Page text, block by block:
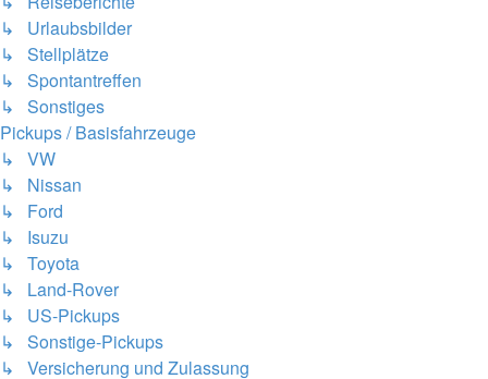
↳ Urlaubsbilder
↳ Stellplätze
↳ Spontantreffen
↳ Sonstiges
Pickups / Basisfahrzeuge
↳ VW
↳ Nissan
↳ Ford
↳ Isuzu
↳ Toyota
↳ Land-Rover
↳ US-Pickups
↳ Sonstige-Pickups
↳ Versicherung und Zulassung